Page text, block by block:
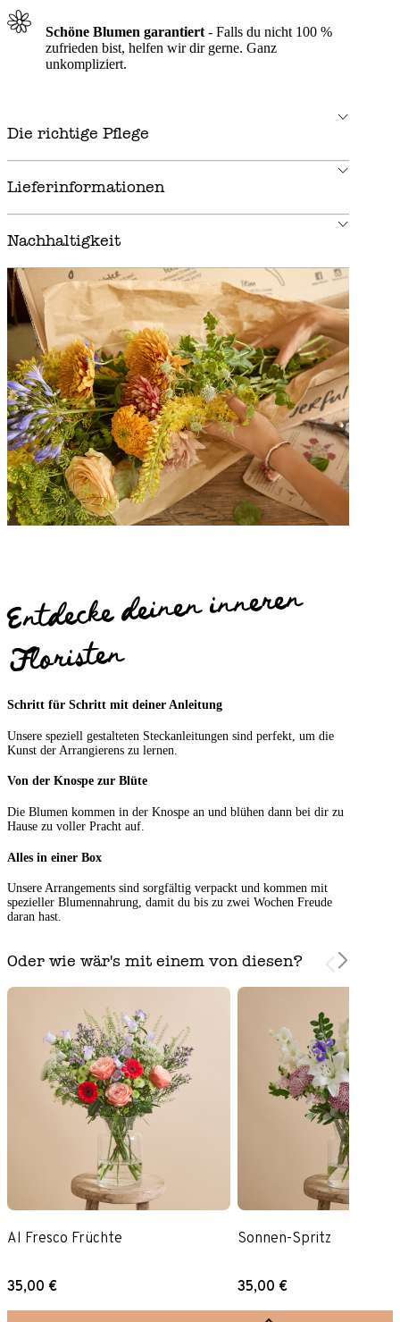
Schöne Blumen garantiert - Falls du nicht 100 %
zufrieden bist, helfen wir dir gerne. Ganz
unkompliziert.
Die richtige Pflege
Lieferinformationen
Nachhaltigkeit
Entdecke deinen inneren
Floristen
Schritt für Schritt mit deiner Anleitung
Unsere speziell gestalteten Steckanleitungen sind perfekt, um die
Kunst der Arrangierens zu lernen.
Von der Knospe zur Blüte
Die Blumen kommen in der Knospe an und blühen dann bei dir zu
Hause zu voller Pracht auf.
Alles in einer Box
Unsere Arrangements sind sorgfältig verpackt und kommen mit
spezieller Blumennahrung, damit du bis zu zwei Wochen Freude
daran hast.
Oder wie wär's mit einem von diesen?
Al Fresco Früchte
35,00 €
Sonnen-Spritz
35,00 €